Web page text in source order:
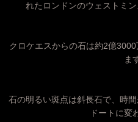
れたロンドンのウェストミ
クロケエスからの石は約2億
ま
石の明るい斑点は斜長石で、時
ドートに変